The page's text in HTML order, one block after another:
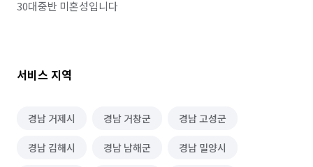
30대중반 미혼성입니다
서비스 지역
경남 거제시 경남 거창군 경남 고성군
경남 김해시 경남 남해군 경남 밀양시